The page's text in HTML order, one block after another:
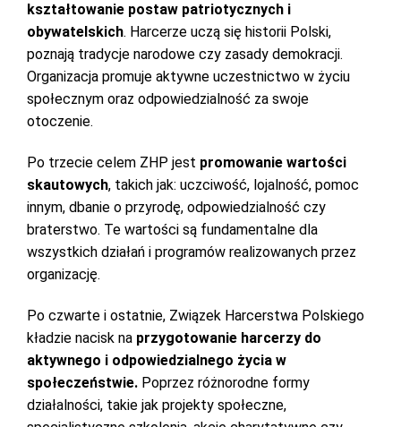
kształtowanie postaw patriotycznych i
obywatelskich. Harcerze uczą się historii Polski,
poznają tradycje narodowe czy zasady demokracji.
Organizacja promuje aktywne uczestnictwo w życiu
społecznym oraz odpowiedzialność za swoje
otoczenie.
Po trzecie celem ZHP jest promowanie wartości
skautowych, takich jak: uczciwość, lojalność, pomoc
innym, dbanie o przyrodę, odpowiedzialność czy
braterstwo. Te wartości są fundamentalne dla
wszystkich działań i programów realizowanych przez
organizację.
Po czwarte i ostatnie, Związek Harcerstwa Polskiego
kładzie nacisk na przygotowanie harcerzy do
aktywnego i odpowiedzialnego życia w
społeczeństwie. Poprzez różnorodne formy
działalności, takie jak projekty społeczne,